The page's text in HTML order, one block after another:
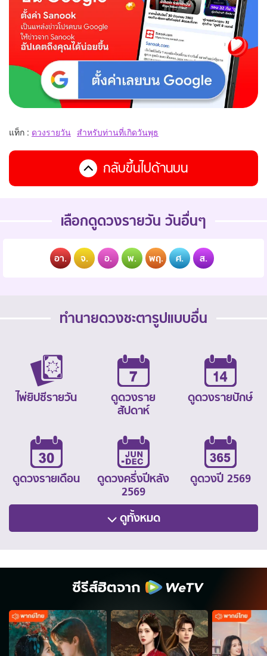
แท็ก : ดวงรายวัน สำหรับท่านที่เกิดวันพุธ
กลับขึ้นไปด้านบน
เลือกดูดวงรายวัน วันอื่นๆ
อา. จ. อ. พ. พฤ. ศ. ส.
ทำนายดวงชะตารูปแบบอื่น
ไพ่ยิปซีรายวัน
ดูดวงราย
สัปดาห์
ดูดวงรายปักษ์
ดูดวงรายเดือน
ดูดวงครึ่งปีหลัง
2569
ดูดวงปี 2569
ดูทั้งหมด
ซีรีส์ฮิตจาก